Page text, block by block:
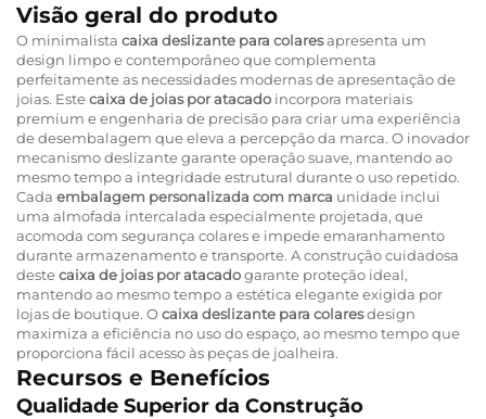
Visão geral do produto
O minimalista caixa deslizante para colaresapresenta um
design limpo e contemporâneo que complementa
perfeitamente as necessidades modernas de apresentação de
joias. Estecaixa de joias por atacado incorpora materiais
premium e engenharia de precisão para criar uma experiência
de desembalagem que eleva a percepção da marca. O inovador
mecanismo deslizante garante operação suave, mantendo ao
mesmo tempo a integridade estrutural durante o uso repetido.
Cada embalagem personalizada com marca unidade inclui
uma almofada intercalada especialmente projetada, que
acomoda com segurança colares e impede emaranhamento
durante armazenamento e transporte. A construção cuidadosa
destecaixa de joias por atacadogarante proteção ideal,
mantendo ao mesmo tempo a estética elegante exigida por
lojas de boutique. Ocaixa deslizante para colaresdesign
maximiza a eficiência no uso do espaço, ao mesmo tempo que
proporciona fácil acesso às peças de joalheira.
Recursos e Benefícios
Qualidade Superior da Construção